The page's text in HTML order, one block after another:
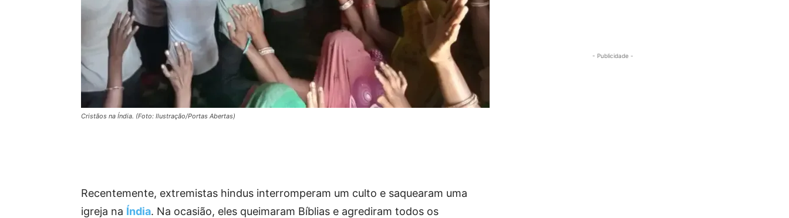
Cristãos na Índia. (Foto: Ilustração/Portas Abertas)
Recentemente, extremistas hindus interromperam um culto e saquearam uma
igreja na Índia. Na ocasião, eles queimaram Bíblias e agrediram todos os
- Publicidade -